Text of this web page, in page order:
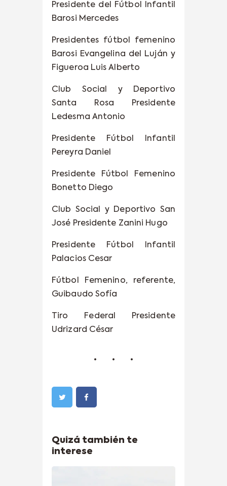
Presidente del Fútbol Infantil
Barosi Mercedes
Presidentes fútbol femenino
Barosi Evangelina del Luján y
Figueroa Luis Alberto
Club Social y Deportivo
Santa Rosa Presidente
Ledesma Antonio
Presidente Fútbol Infantil
Pereyra Daniel
Presidente Fútbol Femenino
Bonetto Diego
Club Social y Deportivo San
José Presidente Zanini Hugo
Presidente Fútbol Infantil
Palacios Cesar
Fútbol Femenino, referente,
Guibaudo Sofía
Tiro Federal Presidente
Udrizard César
Quizá también te
interese